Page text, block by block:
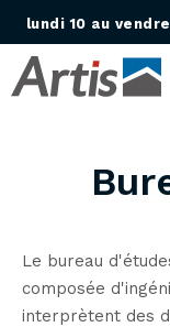
lundi 10 au
Le bureau
composée
interprètent des